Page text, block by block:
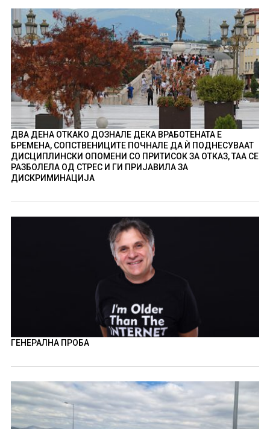
ДВА ДЕНА ОТКАКО ДОЗНАЛЕ ДЕКА ВРАБОТЕНАТА Е
БРЕМЕНА, СОПСТВЕНИЦИТЕ ПОЧНАЛЕ ДА Ѝ ПОДНЕСУВААТ
ДИСЦИПЛИНСКИ ОПОМЕНИ СО ПРИТИСОК ЗА ОТКАЗ, ТАА СЕ
РАЗБОЛЕЛА ОД СТРЕС И ГИ ПРИЈАВИЛА ЗА
ДИСКРИМИНАЦИЈА
ГЕНЕРАЛНА ПРОБА